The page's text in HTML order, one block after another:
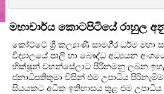
මහාචාර්ය කොටපිටියේ රාහුල
කෝට්ටේ ශ්‍රී කල්‍යාණි සාමගී‍්‍ර ධර්ම මහා
විද්‍යාලයේ පාලි හා බෞද්ධ අධ්‍යයන
භික්ෂූන් වහන්සේලාට පිරිනමනු ලබන
ජනාධිපතිතුමා විසින් එම උපාධිය
සියයකට අධික ඉතිහාසය තුළ එම